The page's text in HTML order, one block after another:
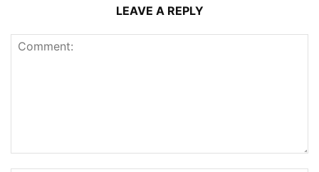
LEAVE A REPLY